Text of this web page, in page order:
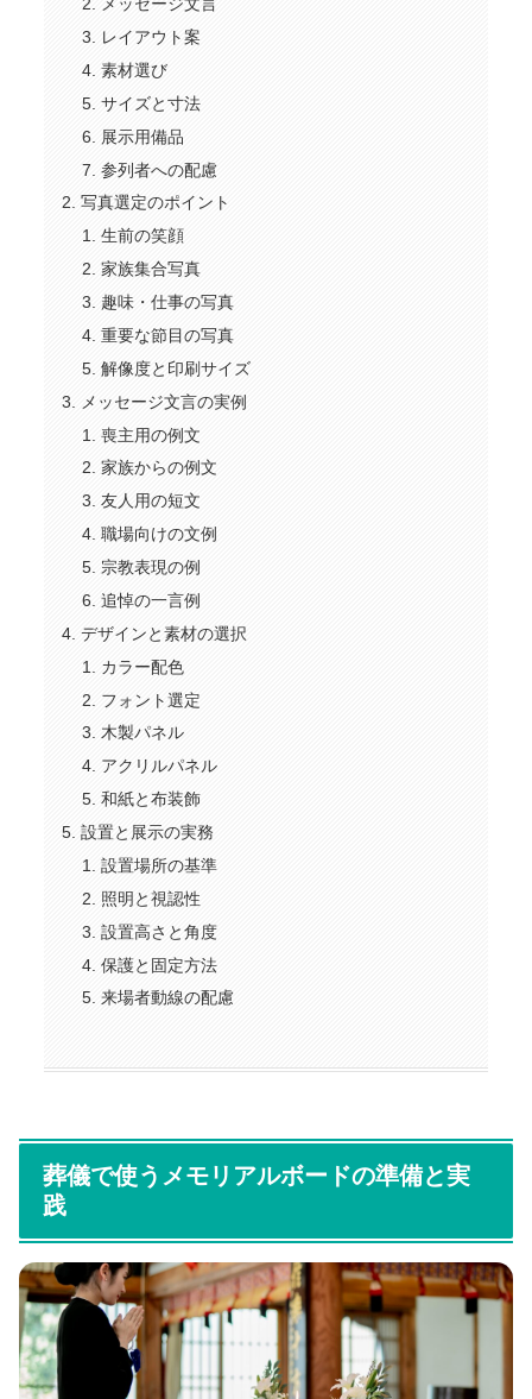
レイアウト案
素材選び
サイズと寸法
展示用備品
参列者への配慮
写真選定のポイント
生前の笑顔
家族集合写真
趣味・仕事の写真
重要な節目の写真
解像度と印刷サイズ
メッセージ文言の実例
喪主用の例文
家族からの例文
友人用の短文
職場向けの文例
宗教表現の例
追悼の一言例
デザインと素材の選択
カラー配色
フォント選定
木製パネル
アクリルパネル
和紙と布装飾
設置と展示の実務
設置場所の基準
照明と視認性
設置高さと角度
保護と固定方法
来場者動線の配慮
葬儀で使うメモリアルボードの準備と実
践